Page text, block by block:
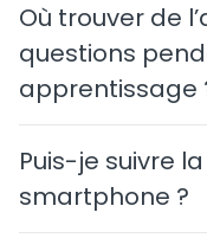
Où trouver de
questions
apprentissage
Puis-je suivre
smartphone ?